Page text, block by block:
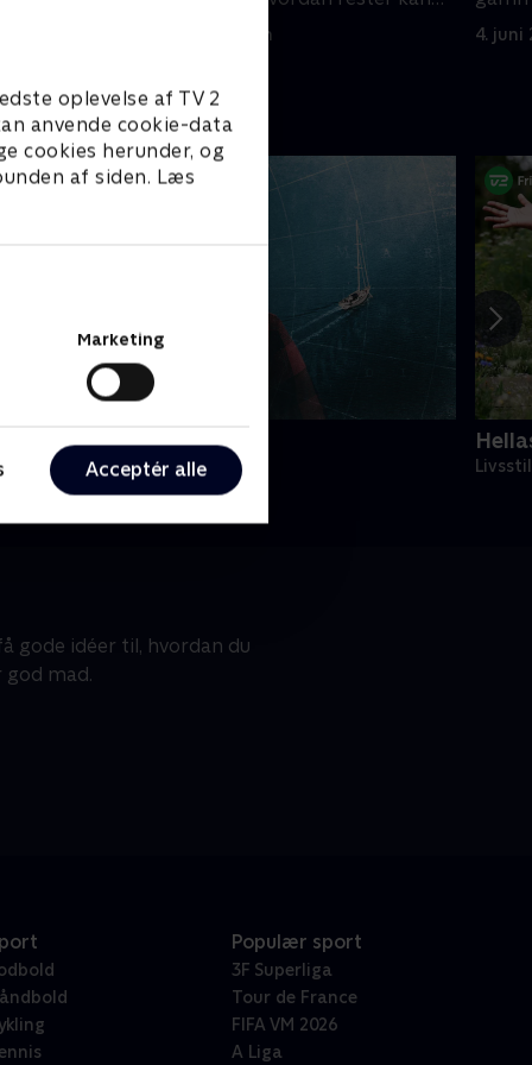
oplevelse af TV 2
anvende cookie-data
cookies herunder, og
af siden. Læs
Marketing
Acceptér alle
4. juni 2024 • 44 min 4. juni
Min egen kurs
• 1 sæsoner
gode idéer til, hvordan du
mad.
Populær sport
3F Superliga
Tour de France
FIFA VM 2026
A Liga